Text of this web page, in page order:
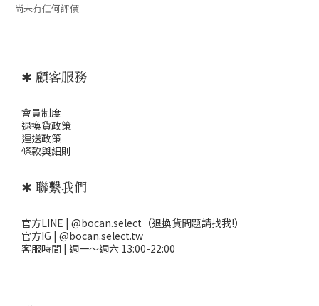
尚未有任何評價
✱ 顧客服務
會員制度
退換貨政策
運送政策
條款與細則
✱ 聯繫我們
官方LINE | @bocan.select（退換貨問題請找我!）
官方IG | @bocan.select.tw
客服時間 | 週一～週六 13:00-22:00